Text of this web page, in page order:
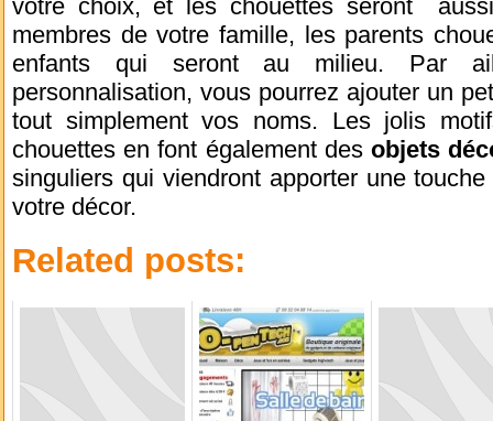
votre choix, et les chouettes seront
membres de votre famille, les parents
enfants qui seront au milieu. Par
personnalisation, vous pourrez ajouter un
tout simplement vos noms. Les jolis
chouettes en font également des objets
singuliers qui viendront apporter une
votre décor.
Related posts: